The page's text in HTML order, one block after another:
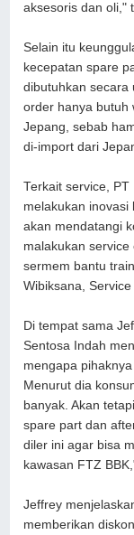
aksesoris dan oli,"
Selain itu
kecepatan spare
dibutuhkan secara
order hanya butuh
Jepang, sebab
di-import dari
Terkait service,
melakukan inovasi
akan mendatangi
malakukan
sermem bantu
Wibiksana, Service
Di tempat sama
Sentosa Indah
mengapa
Menurut dia
banyak. Akan
spare part dan
diler ini agar bisa
kawasan FTZ
Jeffrey
memberikan